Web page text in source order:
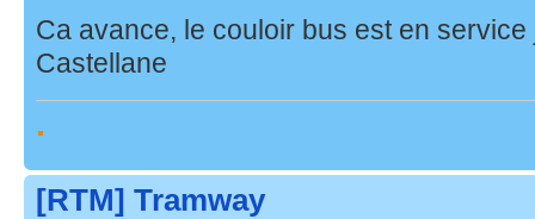
Ca avance, le couloir bus est en
Castellane
.
[RTM] Tramway